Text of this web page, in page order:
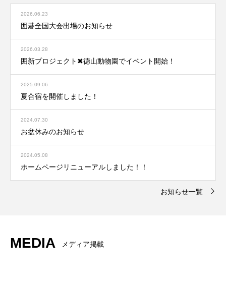
2026.06.23
囲碁全国大会出場のお知らせ
2026.03.28
囲新プロジェクト✖︎徳山動物園でイベント開始！
2025.09.06
夏合宿を開催しました！
2024.07.30
お盆休みのお知らせ
2024.05.08
ホームページリニューアルしました！！
お知らせ一覧
MEDIA メディア掲載